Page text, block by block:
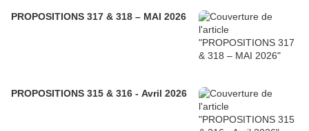
PROPOSITIONS 317 & 318 – MAI 2026
PROPOSITIONS 315 & 316 - Avril 2026